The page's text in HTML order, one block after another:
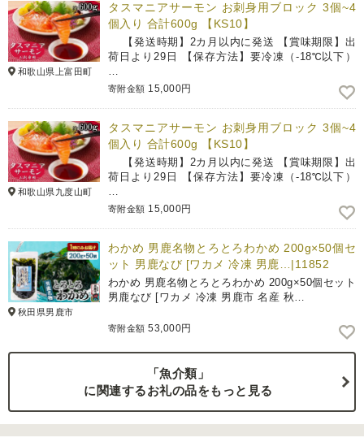
和歌山県上富田町
タスマニアサーモン お刺身用ブロック 3個~4
個入り 合計600g 【KS10】
【発送時期】2カ月以内に発送 【賞味期限】出
荷日より29日 【保存方法】要冷凍（-18℃以下）
…
寄附金額 15,000円
和歌山県九度山町
タスマニアサーモン お刺身用ブロック 3個~4
個入り 合計600g 【KS10】
【発送時期】2カ月以内に発送 【賞味期限】出
荷日より29日 【保存方法】要冷凍（-18℃以下）
…
寄附金額 15,000円
秋田県男鹿市
わかめ 男鹿名物とろとろわかめ 200g×50個セ
ット 男鹿なび [ワカメ 冷凍 男鹿…|11852
わかめ 男鹿名物とろとろわかめ 200g×50個セット
男鹿なび [ワカメ 冷凍 男鹿市 名産 秋…
寄附金額 53,000円
「魚介類」
に関連するお礼の品をもっと見る